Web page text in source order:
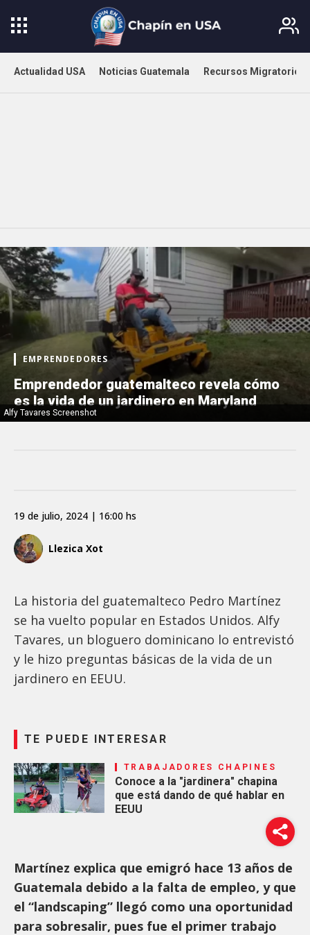
Actualidad USA Noticias Guatemala Recursos Migratorios
Alfy Tavares Screenshot
EMPRENDEDORES
Emprendedor guatemalteco revela cómo
es la vida de un jardinero en Maryland
Llezica Xot
19 de julio, 2024 | 16:00 hs
La historia del guatemalteco Pedro Martínez
se ha vuelto popular en Estados Unidos. Alfy
Tavares, un bloguero dominicano lo entrevistó
y le hizo preguntas básicas de la vida de un
jardinero en EEUU.
TE PUEDE INTERESAR
TRABAJADORES CHAPINES
Conoce a la "jardinera" chapina
que está dando de qué hablar en
EEUU
Martínez explica que emigró hace 13 años de
Guatemala debido a la falta de empleo, y que
el “landscaping” llegó como una oportunidad
para sobresalir, pues fue el primer trabajo